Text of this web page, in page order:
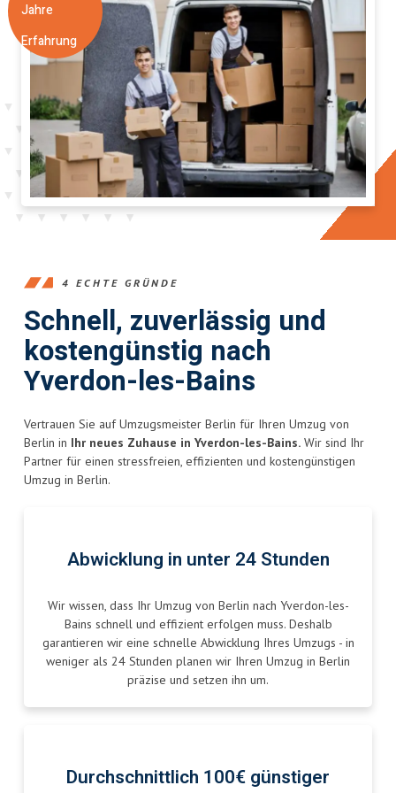
Jahre
Erfahrung
4 ECHTE GRÜNDE
Schnell, zuverlässig und
kostengünstig nach
Yverdon-les-Bains
Vertrauen Sie auf Umzugsmeister Berlin für Ihren Umzug von
Berlin in Ihr neues Zuhause in Yverdon-les-Bains. Wir sind Ihr
Partner für einen stressfreien, effizienten und kostengünstigen
Umzug in Berlin.
Abwicklung in unter 24 Stunden
Wir wissen, dass Ihr Umzug von Berlin nach Yverdon-les-
Bains schnell und effizient erfolgen muss. Deshalb
garantieren wir eine schnelle Abwicklung Ihres Umzugs - in
weniger als 24 Stunden planen wir Ihren Umzug in Berlin
präzise und setzen ihn um.
Durchschnittlich 100€ günstiger